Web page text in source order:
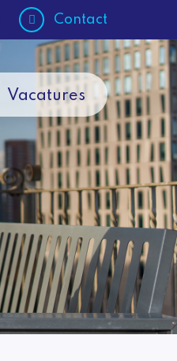
Contact
Vacatures